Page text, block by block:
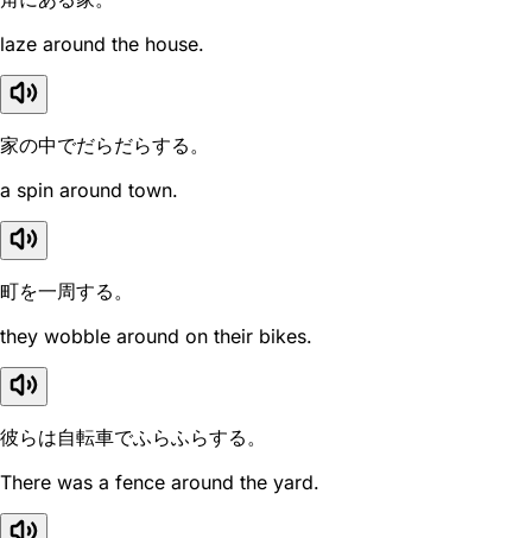
laze around the house.
家の中でだらだらする。
a spin around town.
町を一周する。
they wobble around on their bikes.
彼らは自転車でふらふらする。
There was a fence around the yard.